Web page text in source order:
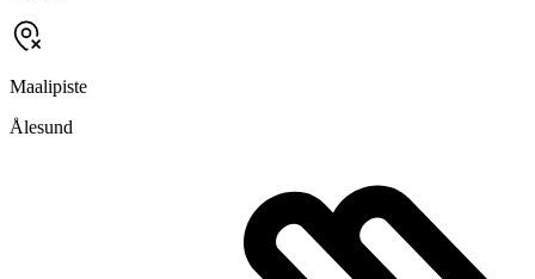
Maalipiste
Ålesund